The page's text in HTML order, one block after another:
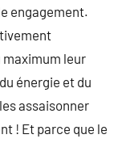
engagement.
maximum leur
énergie et du
assaisonner
! Et parce que le